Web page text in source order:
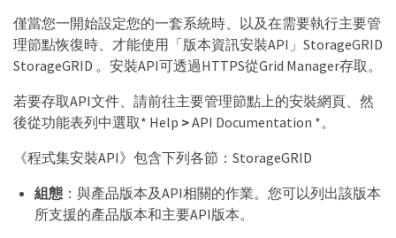
僅當您一開始設定您的一套系統時、以及在需要執行主要管
理節點恢復時、才能使用「版本資訊安裝API」StorageGRID
StorageGRID 。安裝API可透過HTTPS從Grid Manager存取。
若要存取API文件、請前往主要管理節點上的安裝網頁、然
後從功能表列中選取* Help >API Documentation *。
《程式集安裝API》包含下列各節：StorageGRID
組態：與產品版本及API相關的作業。您可以列出該版本
所支援的產品版本和主要API版本。